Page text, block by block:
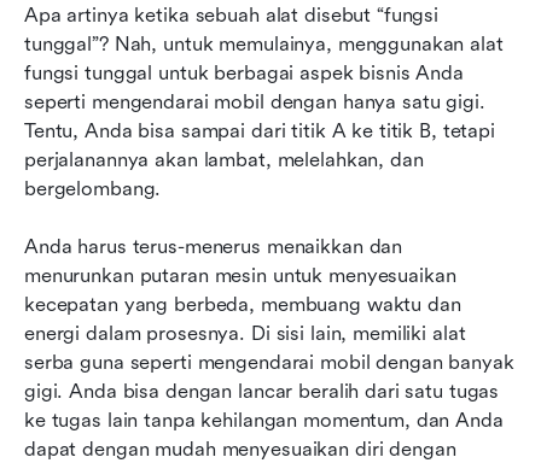
Apa artinya ketika sebuah alat disebut “fungsi
tunggal”? Nah, untuk memulainya, menggunakan alat
fungsi tunggal untuk berbagai aspek bisnis Anda
seperti mengendarai mobil dengan hanya satu gigi.
Tentu, Anda bisa sampai dari titik A ke titik B, tetapi
perjalanannya akan lambat, melelahkan, dan
bergelombang.
Anda harus terus-menerus menaikkan dan
menurunkan putaran mesin untuk menyesuaikan
kecepatan yang berbeda, membuang waktu dan
energi dalam prosesnya. Di sisi lain, memiliki alat
serba guna seperti mengendarai mobil dengan banyak
gigi. Anda bisa dengan lancar beralih dari satu tugas
ke tugas lain tanpa kehilangan momentum, dan Anda
dapat dengan mudah menyesuaikan diri dengan
Informasi Terpisah: Mencari Informasi di Lebih
dari 250 Aplikasi
Kekacauan Administratif
Kesimpulannya